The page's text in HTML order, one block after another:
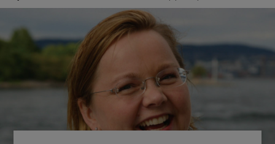
NETTVERK